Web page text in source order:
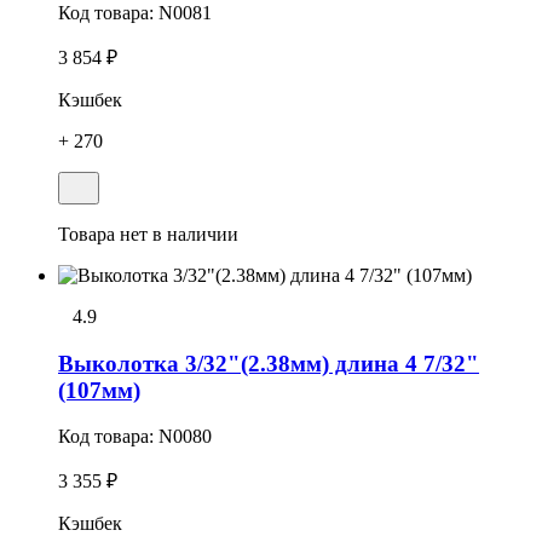
Код товара: N0081
3 854 ₽
Кэшбек
+ 270
Товара нет в наличии
4.9
Выколотка 3/32"(2.38мм) длина 4 7/32"
(107мм)
Код товара: N0080
3 355 ₽
Кэшбек